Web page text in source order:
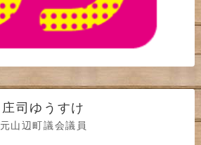
庄司ゆうすけ
元山辺町議会議員